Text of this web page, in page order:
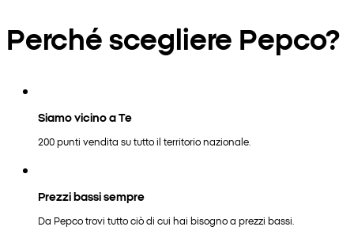
Perché scegliere Pepco?
Siamo vicino a Te
200 punti vendita su tutto il territorio nazionale.
Prezzi bassi sempre
Da Pepco trovi tutto ciò di cui hai bisogno a prezzi bassi.